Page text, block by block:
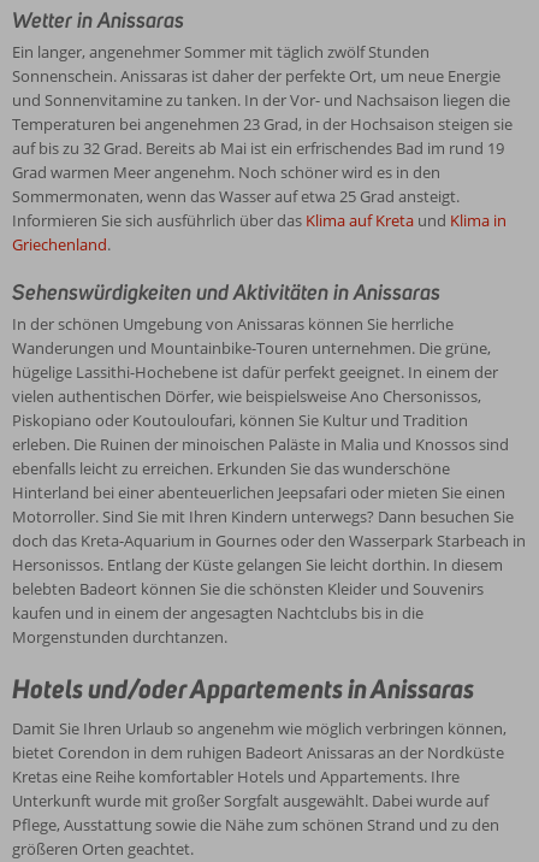
Wetter in Anissaras
Ein langer, angenehmer Sommer mit täglich zwölf Stunden
Sonnenschein. Anissaras ist daher der perfekte Ort, um neue Energie
und Sonnenvitamine zu tanken. In der Vor- und Nachsaison liegen die
Temperaturen bei angenehmen 23 Grad, in der Hochsaison steigen sie
auf bis zu 32 Grad. Bereits ab Mai ist ein erfrischendes Bad im rund 19
Grad warmen Meer angenehm. Noch schöner wird es in den
Sommermonaten, wenn das Wasser auf etwa 25 Grad ansteigt.
Informieren Sie sich ausführlich über das Klima auf Kreta und Klima in
Griechenland.
Sehenswürdigkeiten und Aktivitäten in Anissaras
In der schönen Umgebung von Anissaras können Sie herrliche
Wanderungen und Mountainbike-Touren unternehmen. Die grüne,
hügelige Lassithi-Hochebene ist dafür perfekt geeignet. In einem der
vielen authentischen Dörfer, wie beispielsweise Ano Chersonissos,
Piskopiano oder Koutouloufari, können Sie Kultur und Tradition
erleben. Die Ruinen der minoischen Paläste in Malia und Knossos sind
ebenfalls leicht zu erreichen. Erkunden Sie das wunderschöne
Hinterland bei einer abenteuerlichen Jeepsafari oder mieten Sie einen
Motorroller. Sind Sie mit Ihren Kindern unterwegs? Dann besuchen Sie
doch das Kreta-Aquarium in Gournes oder den Wasserpark Starbeach in
Hersonissos. Entlang der Küste gelangen Sie leicht dorthin. In diesem
belebten Badeort können Sie die schönsten Kleider und Souvenirs
kaufen und in einem der angesagten Nachtclubs bis in die
Morgenstunden durchtanzen.
Hotels und/oder Appartements in Anissaras
Damit Sie Ihren Urlaub so angenehm wie möglich verbringen können,
bietet Corendon in dem ruhigen Badeort Anissaras an der Nordküste
Kretas eine Reihe komfortabler Hotels und Appartements. Ihre
Unterkunft wurde mit großer Sorgfalt ausgewählt. Dabei wurde auf
Pflege, Ausstattung sowie die Nähe zum schönen Strand und zu den
größeren Orten geachtet.